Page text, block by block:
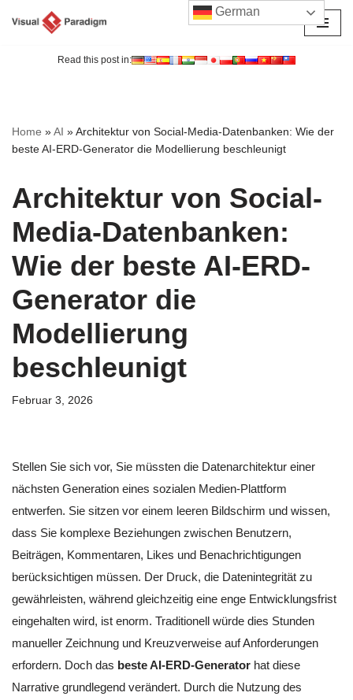
Read this post in:
Home »AI »Architektur von Social-Media-Datenbanken: Wie der
beste AI-ERD-Generator die Modellierung beschleunigt
Architektur von Social-
Media-Datenbanken:
Wie der beste AI-ERD-
Generator die
Modellierung
beschleunigt
Februar 3, 2026
Stellen Sie sich vor, Sie müssten die Datenarchitektur einer
nächsten Generation eines sozialen Medien-Plattform
entwerfen. Sie sitzen vor einem leeren Bildschirm und wissen,
dass Sie komplexe Beziehungen zwischen Benutzern,
Beiträgen, Kommentaren, Likes und Benachrichtigungen
berücksichtigen müssen. Der Druck, die Datenintegrität zu
gewährleisten, während gleichzeitig eine enge Entwicklungsfrist
eingehalten wird, ist enorm. Traditionell würde dies Stunden
manueller Zeichnung und Kreuzverweise auf Anforderungen
erfordern. Doch das beste AI-ERD-Generator hat diese
Narrative grundlegend verändert. Durch die Nutzung des
German